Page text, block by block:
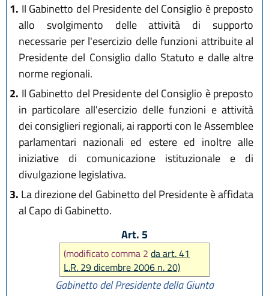
1. Il Gabinetto del Presidente del Consiglio è preposto
allo svolgimento delle attività di supporto
necessarie per l'esercizio delle funzioni attribuite al
Presidente del Consiglio dallo Statuto e dalle altre
norme regionali.
2. Il Gabinetto del Presidente del Consiglio è preposto
in particolare all'esercizio delle funzioni e attività
dei consiglieri regionali, ai rapporti con le Assemblee
parlamentari nazionali ed estere ed inoltre alle
iniziative di comunicazione istituzionale e di
divulgazione legislativa.
3. La direzione del Gabinetto del Presidente è affidata
al Capo di Gabinetto.
Art. 5
(modificato comma 2da art. 41
L.R. 29 dicembre 2006 n. 20)
Gabinetto del Presidente della Giunta